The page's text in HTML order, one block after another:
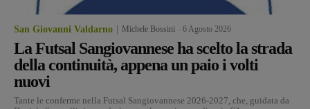
San Giovanni Valdarno Michele Bossini 6 Agosto 2026
La Futsal Sangiovannese ha scelto la strada
della continuità, appena un paio i volti
nuovi
Tante le conferme nella Futsal Sangiovannese 2026-2027, che, guidata da